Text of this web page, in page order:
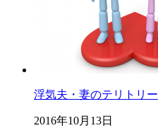
浮気夫・妻のテリトリー
2016年10月13日